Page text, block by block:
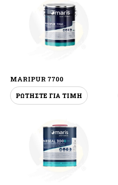
MARIPUR 7700
ΡΩΤΗΣΤΕ ΓΙΑ ΤΙΜΗ